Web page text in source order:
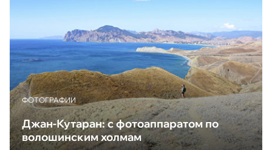
ФОТОГРАФИИ
Джан-Кутаран: с фотоаппаратом по
волошинским холмам